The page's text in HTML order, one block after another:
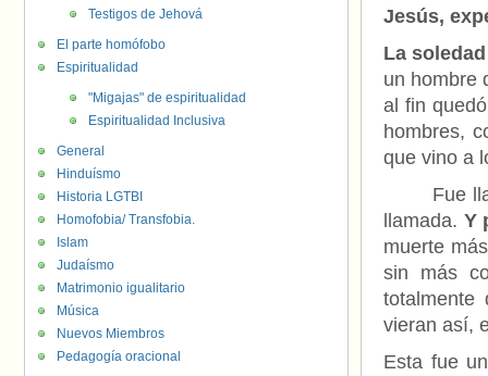
Jesús,
La
un hombre
al fin
hombres,
que vino a
Fue
llamada. Y
muerte
sin más
totalmente
vieran así,
Esta fue
Testigos de Jehová
El parte homófobo
Espiritualidad
"Migajas" de espiritualidad
Espiritualidad Inclusiva
General
Hinduísmo
Historia LGTBI
Homofobia/ Transfobia.
Islam
Judaísmo
Matrimonio igualitario
Música
Nuevos Miembros
Pedagogía oracional